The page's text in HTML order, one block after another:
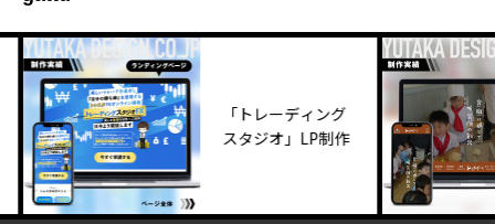
「トレーディング
スタジオ」LP制作